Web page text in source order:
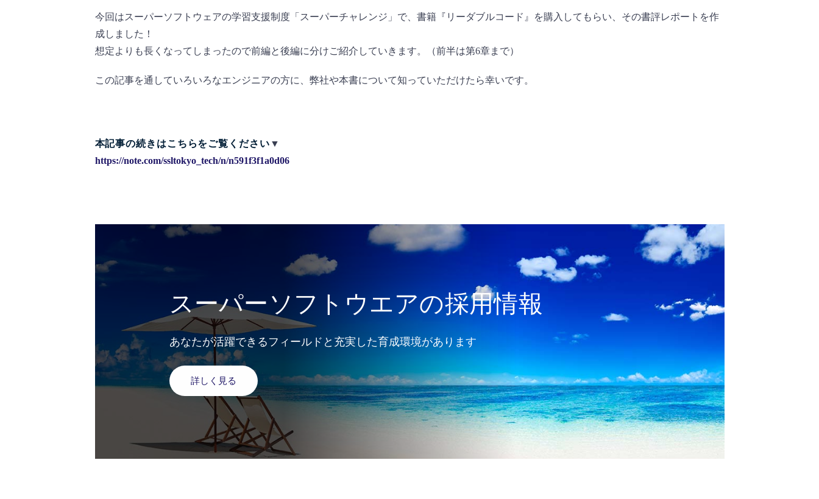
今回はスーパーソフトウェアの学習支援制度「スーパーチャレンジ」で、書籍『リーダブルコード』を購入してもらい、その書評レポートを作
成しました！
想定よりも長くなってしまったので前編と後編に分けご紹介していきます。（前半は第6章まで）
この記事を通していろいろなエンジニアの方に、弊社や本書について知っていただけたら幸いです。
本記事の続きはこちらをご覧ください ▼
https://note.com/ssltokyo_tech/n/n591f3f1a0d06
スーパーソフトウエアの採用情報
あなたが活躍できるフィールドと充実した育成環境があります
詳しく見る